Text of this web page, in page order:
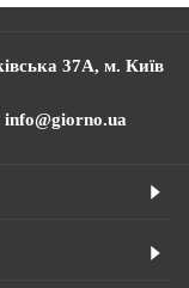
37А, м. Київ